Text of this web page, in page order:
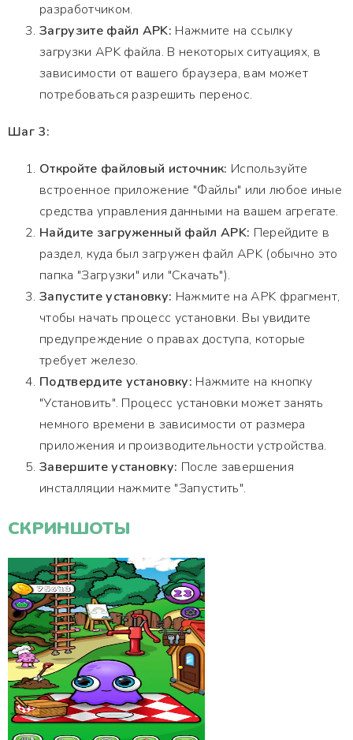
разработчиком.
Загрузите файл APK: Нажмите на ссылку
загрузки APK файла. В некоторых ситуациях, в
зависимости от вашего браузера, вам может
потребоваться разрешить перенос.
Шаг 3:
Откройте файловый источник: Используйте
встроенное приложение "Файлы" или любое иные
средства управления данными на вашем агрегате.
Найдите загруженный файл APK: Перейдите в
раздел, куда был загружен файл APK (обычно это
папка "Загрузки" или "Скачать").
Запустите установку: Нажмите на APK фрагмент,
чтобы начать процесс установки. Вы увидите
предупреждение о правах доступа, которые
требует железо.
Подтвердите установку: Нажмите на кнопку
"Установить". Процесс установки может занять
немного времени в зависимости от размера
приложения и производительности устройства.
Завершите установку: После завершения
инсталляции нажмите "Запустить".
СКРИНШОТЫ